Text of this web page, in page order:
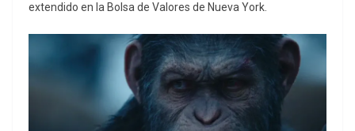
extendido en la Bolsa de Valores de Nueva York.